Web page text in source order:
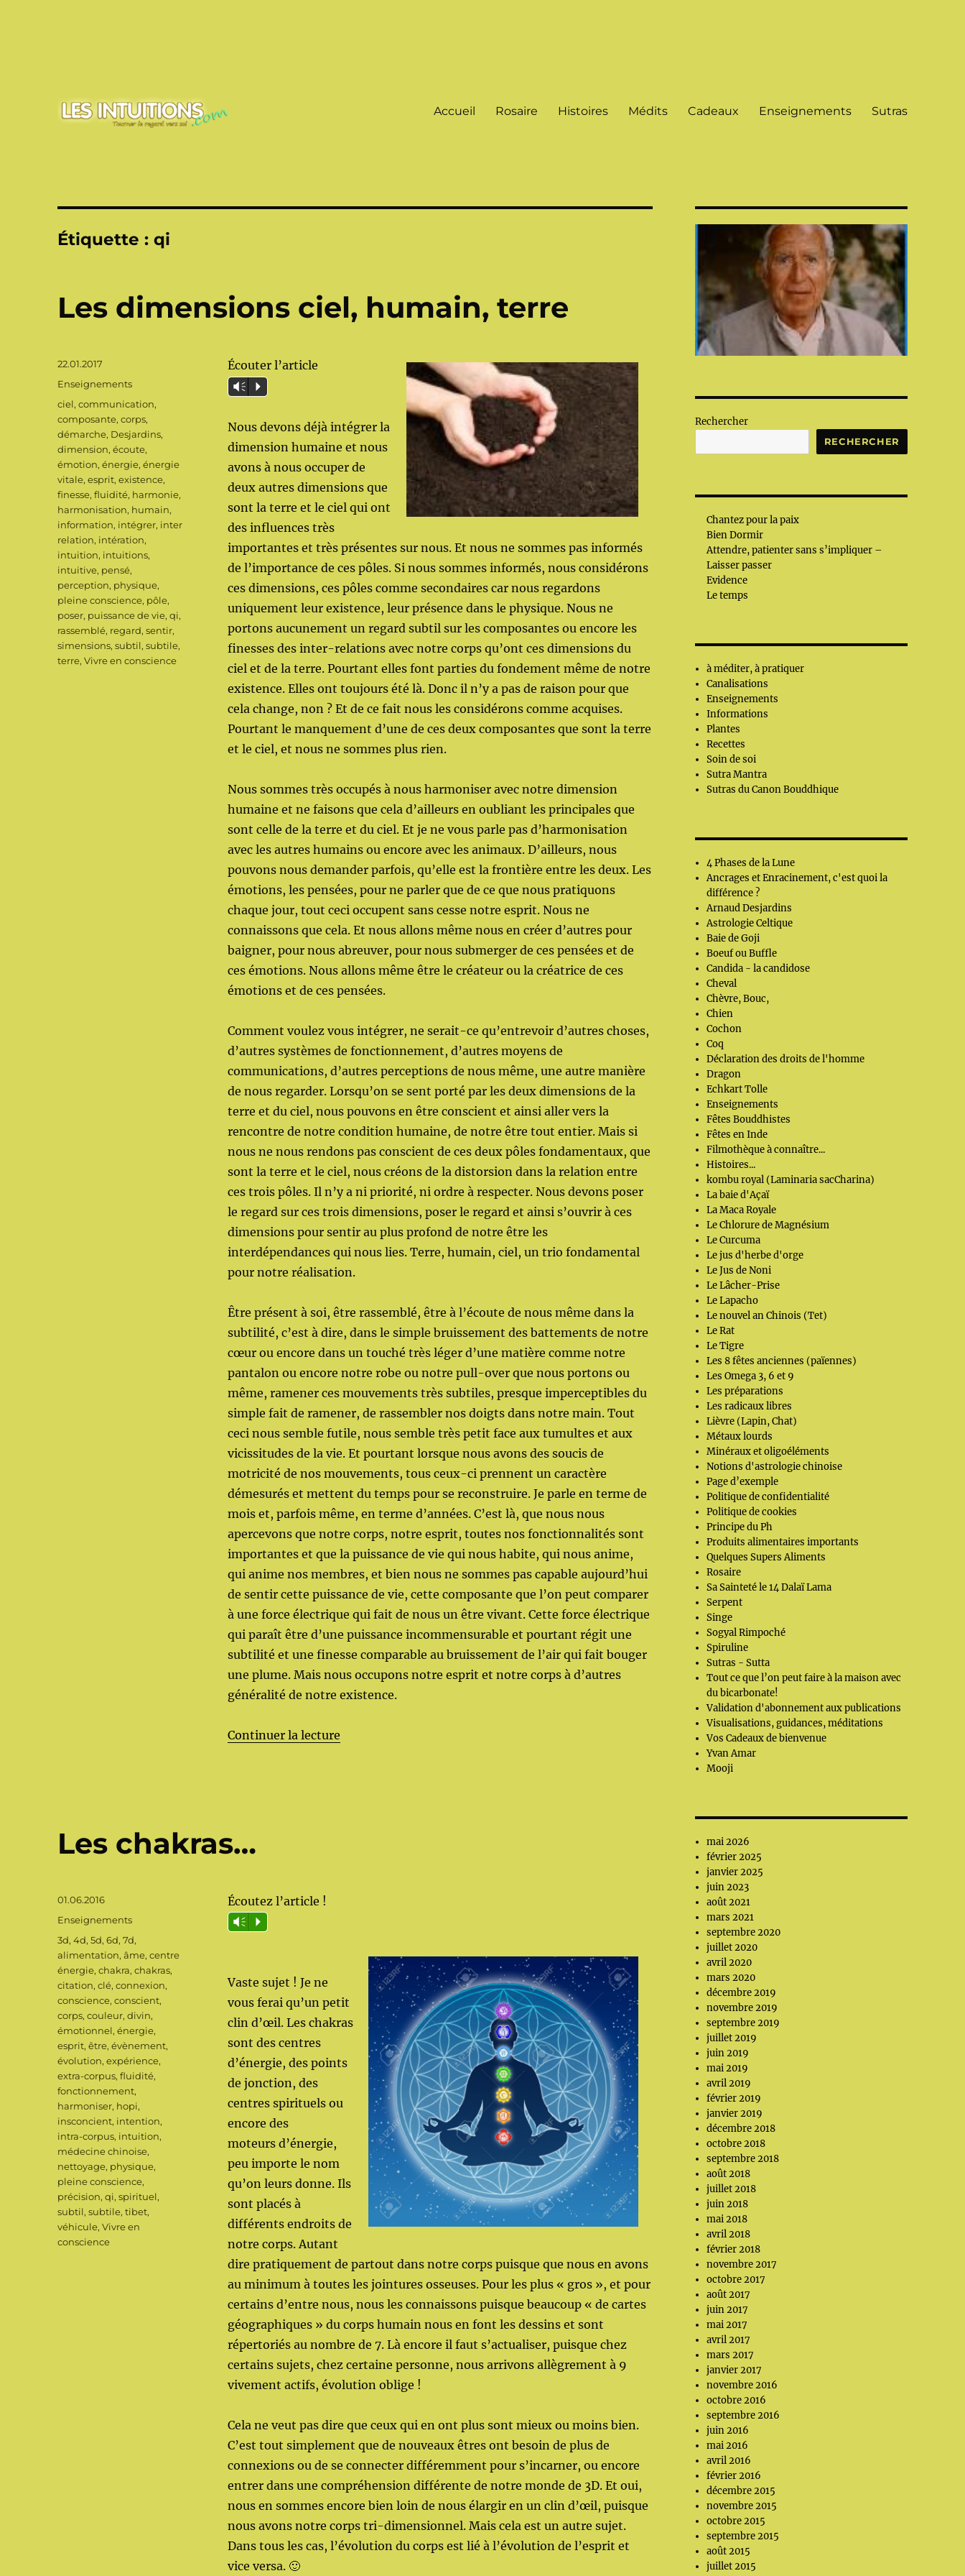
Accueil Rosaire Histoires Médits Cadeaux Enseignements Sutras
Étiquette :qi
Les dimensions ciel, humain, terre
Écouter l’article
Vm P
Nous devons déjà intégrer la
dimension humaine et nous
avons à nous occuper de
deux autres dimensions que
sont la terre et le ciel qui ont
des influences très
importantes et très présentes sur nous. Et nous ne sommes pas informés
de l’importance de ces pôles. Si nous sommes informés, nous considérons
ces dimensions, ces pôles comme secondaires car nous regardons
uniquement leur existence, leur présence dans le physique. Nous ne
portons aucunement un regard subtil sur les composantes ou encore les
finesses des inter-relations avec notre corps qu’ont ces dimensions du
ciel et de la terre. Pourtant elles font parties du fondement même de notre
existence. Elles ont toujours été là. Donc il n’y a pas de raison pour que
cela change, non ? Et de ce fait nous les considérons comme acquises.
Pourtant le manquement d’une de ces deux composantes que sont la terre
et le ciel, et nous ne sommes plus rien.
Nous sommes très occupés à nous harmoniser avec notre dimension
humaine et ne faisons que cela d’ailleurs en oubliant les principales que
sont celle de la terre et du ciel. Et je ne vous parle pas d’harmonisation
avec les autres humains ou encore avec les animaux. D’ailleurs, nous
pouvons nous demander parfois, qu’elle est la frontière entre les deux. Les
émotions, les pensées, pour ne parler que de ce que nous pratiquons
chaque jour, tout ceci occupent sans cesse notre esprit. Nous ne
connaissons que cela. Et nous allons même nous en créer d’autres pour
baigner, pour nous abreuver, pour nous submerger de ces pensées et de
ces émotions. Nous allons même être le créateur ou la créatrice de ces
émotions et de ces pensées.
Comment voulez vous intégrer, ne serait-ce qu’entrevoir d’autres choses,
d’autres systèmes de fonctionnement, d’autres moyens de
communications, d’autres perceptions de nous même, une autre manière
de nous regarder. Lorsqu’on se sent porté par les deux dimensions de la
terre et du ciel, nous pouvons en être conscient et ainsi aller vers la
rencontre de notre condition humaine, de notre être tout entier. Mais si
nous ne nous rendons pas conscient de ces deux pôles fondamentaux, que
sont la terre et le ciel, nous créons de la distorsion dans la relation entre
ces trois pôles. Il n’y a ni priorité, ni ordre à respecter. Nous devons poser
le regard sur ces trois dimensions, poser le regard et ainsi s’ouvrir à ces
dimensions pour sentir au plus profond de notre être les
interdépendances qui nous lies. Terre, humain, ciel, un trio fondamental
pour notre réalisation.
Être présent à soi, être rassemblé, être à l’écoute de nous même dans la
subtilité, c’est à dire, dans le simple bruissement des battements de notre
cœur ou encore dans un touché très léger d’une matière comme notre
pantalon ou encore notre robe ou notre pull-over que nous portons ou
même, ramener ces mouvements très subtiles, presque imperceptibles du
simple fait de ramener, de rassembler nos doigts dans notre main. Tout
ceci nous semble futile, nous semble très petit face aux tumultes et aux
vicissitudes de la vie. Et pourtant lorsque nous avons des soucis de
motricité de nos mouvements, tous ceux-ci prennent un caractère
démesurés et mettent du temps pour se reconstruire. Je parle en terme de
mois et, parfois même, en terme d’années. C’est là, que nous nous
apercevons que notre corps, notre esprit, toutes nos fonctionnalités sont
importantes et que la puissance de vie qui nous habite, qui nous anime,
qui anime nos membres, et bien nous ne sommes pas capable aujourd’hui
de sentir cette puissance de vie, cette composante que l’on peut comparer
à une force électrique qui fait de nous un être vivant. Cette force électrique
qui paraît être d’une puissance incommensurable et pourtant régit une
subtilité et une finesse comparable au bruissement de l’air qui fait bouger
une plume. Mais nous occupons notre esprit et notre corps à d’autres
généralité de notre existence.
Continuer la lecturede « Les dimensions ciel, humain, terre »
Publié
22.01.2017
Catégories
Enseignements
Étiquettes
ciel,communication,
composante,corps,
démarche, Desjardins,
dimension,écoute,
émotion,énergie,énergie
vitale,esprit,existence,
finesse,fluidité, harmonie,
harmonisation, humain,
information, intégrer, inter
relation, intération,
intuition, intuitions,
intuitive, pensé,
perception, physique,
pleine conscience, pôle,
poser, puissance de vie,qi,
rassemblé, regard,sentir,
simensions,subtil,subtile,
terre,Vivre en conscience
Les chakras…
Écoutez l’article !
Vm P
Vaste sujet ! Je ne
vous ferai qu’un petit
clin d’œil. Les chakras
sont des centres
d’énergie, des points
de jonction, des
centres spirituels ou
encore des
moteurs d’énergie,
peu importe le nom
qu’on leurs donne. Ils
sont placés à
différents endroits de
notre corps. Autant
dire pratiquement de partout dans notre corps puisque que nous en avons
au minimum à toutes les jointures osseuses. Pour les plus « gros », et pour
certains d’entre nous, nous les connaissons puisque beaucoup « de cartes
géographiques » du corps humain nous en font les dessins et sont
répertoriés au nombre de 7. Là encore il faut s’actualiser, puisque chez
certains sujets, chez certaine personne, nous arrivons allègrement à 9
vivement actifs, évolution oblige !
Cela ne veut pas dire que ceux qui en ont plus sont mieux ou moins bien.
C’est tout simplement que de nouveaux êtres ont besoin de plus de
connexions ou de se connecter différemment pour s’incarner, ou encore
entrer dans une compréhension différente de notre monde de 3D. Et oui,
nous en sommes encore bien loin de nous élargir en un clin d’œil, puisque
nous avons notre corps tri-dimensionnel. Mais cela est un autre sujet.
Dans tous les cas, l’évolution du corps est lié à l’évolution de l’esprit et
vice versa. 🙂
Publié
01.06.2016
Catégories
Enseignements
Étiquettes
3d,4d,5d,6d,7d,
alimentation,âme,centre
énergie,chakra,chakras,
citation,clé,connexion,
conscience,conscient,
corps,couleur,divin,
émotionnel,énergie,
esprit,être,évènement,
évolution,expérience,
extra-corpus,fluidité,
fonctionnement,
harmoniser, hopi,
insconcient, intention,
intra-corpus, intuition,
médecine chinoise,
nettoyage, physique,
pleine conscience,
précision,qi,spirituel,
subtil,subtile,tibet,
véhicule,Vivre en
conscience
Rechercher
RECHERCHER
Chantez pour la paix
Bien Dormir
Attendre, patienter sans s’impliquer –
Laisser passer
Evidence
Le temps
à méditer, à pratiquer
Canalisations
Enseignements
Informations
Plantes
Recettes
Soin de soi
Sutra Mantra
Sutras du Canon Bouddhique
4 Phases de la Lune
Ancrages et Enracinement, c'est quoi la
différence ?
Arnaud Desjardins
Astrologie Celtique
Baie de Goji
Boeuf ou Buffle
Candida - la candidose
Cheval
Chèvre, Bouc,
Chien
Cochon
Coq
Déclaration des droits de l'homme
Dragon
Echkart Tolle
Enseignements
Fêtes Bouddhistes
Fêtes en Inde
Filmothèque à connaître...
Histoires...
kombu royal (Laminaria sacCharina)
La baie d'Açaï
La Maca Royale
Le Chlorure de Magnésium
Le Curcuma
Le jus d'herbe d'orge
Le Jus de Noni
Le Lâcher-Prise
Le Lapacho
Le nouvel an Chinois (Tet)
Le Rat
Le Tigre
Les 8 fêtes anciennes (païennes)
Les Omega 3, 6 et 9
Les préparations
Les radicaux libres
Lièvre (Lapin, Chat)
Métaux lourds
Minéraux et oligoéléments
Notions d'astrologie chinoise
Page d’exemple
Politique de confidentialité
Politique de cookies
Principe du Ph
Produits alimentaires importants
Quelques Supers Aliments
Rosaire
Sa Sainteté le 14 Dalaï Lama
Serpent
Singe
Sogyal Rimpoché
Spiruline
Sutras - Sutta
Tout ce que l’on peut faire à la maison avec
du bicarbonate!
Validation d'abonnement aux publications
Visualisations, guidances, méditations
Vos Cadeaux de bienvenue
Yvan Amar
Mooji
mai 2026
février 2025
janvier 2025
juin 2023
août 2021
mars 2021
septembre 2020
juillet 2020
avril 2020
mars 2020
décembre 2019
novembre 2019
septembre 2019
juillet 2019
juin 2019
mai 2019
avril 2019
février 2019
janvier 2019
décembre 2018
octobre 2018
septembre 2018
août 2018
juillet 2018
juin 2018
mai 2018
avril 2018
février 2018
novembre 2017
octobre 2017
août 2017
juin 2017
mai 2017
avril 2017
mars 2017
janvier 2017
novembre 2016
octobre 2016
septembre 2016
juin 2016
mai 2016
avril 2016
février 2016
décembre 2015
novembre 2015
octobre 2015
septembre 2015
août 2015
juillet 2015